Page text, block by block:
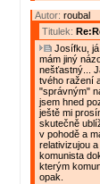
Autor: roubal
Titulek:
Josífku,
mám jiný
nešťastný...
tvého ražení
"správným"
jsem hned
ještě mi
skutečně
v pohodě a
relativizujou
komunista
kterým
opak.